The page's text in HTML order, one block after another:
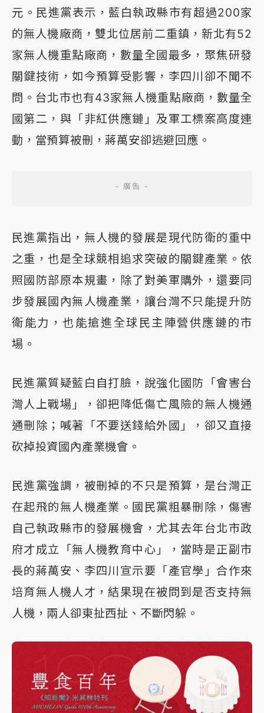
元。民進黨表示，藍白執政縣市有超過200家
的無人機廠商，雙北位居前二重鎮，新北有52
家無人機重點廠商，數量全國最多，聚焦研發
關鍵技術，如今預算受影響，李四川卻不聞不
問。台北市也有43家無人機重點廠商，數量全
國第二，與「非紅供應鏈」及軍工標案高度連
動，當預算被刪，蔣萬安卻逃避回應。
民進黨指出，無人機的發展是現代防衛的重中
之重，也是全球競相追求突破的關鍵產業。依
照國防部原本規畫，除了對美軍購外，還要同
步發展國內無人機產業，讓台灣不只能提升防
衛能力，也能搶進全球民主陣營供應鏈的市
場。
民進黨質疑藍白自打臉，說強化國防「會害台
灣人上戰場」，卻把降低傷亡風險的無人機通
通刪除；喊著「不要送錢給外國」，卻又直接
砍掉投資國內產業機會。
民進黨強調，被刪掉的不只是預算，是台灣正
在起飛的無人機產業。國民黨粗暴刪除，傷害
自己執政縣市的發展機會，尤其去年台北市政
府才成立「無人機教育中心」，當時是正副市
長的蔣萬安、李四川宣示要「產官學」合作來
培育無人機人才，結果現在被問到是否支持無
人機，兩人卻東扯西扯、不斷閃躲。